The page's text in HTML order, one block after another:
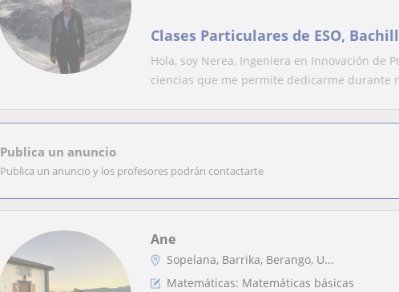
Clases Particulares de ESO,
Hola, soy Nerea, Ingeniera en Innovación de
ciencias que me permite dedicarme durante
Publica un anuncio
Publica un anuncio y los profesores podrán contactarte
Ane
Sopelana, Barrika, Berango, U...
Matemáticas: Matemáticas básicas